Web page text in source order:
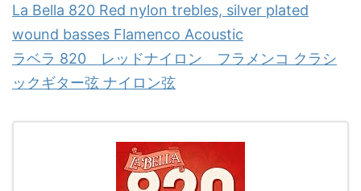
La Bella 820 Red nylon trebles, silver plated
wound basses Flamenco Acoustic
ラベラ 820 レッドナイロン フラメンコ クラシ
ックギター弦 ナイロン弦